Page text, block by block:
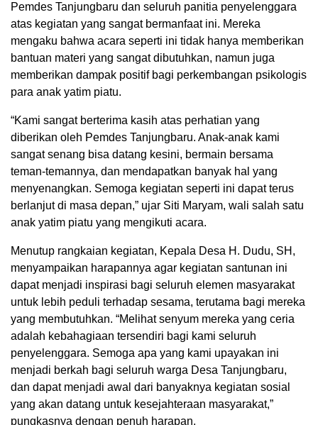
Pemdes Tanjungbaru dan seluruh panitia penyelenggara
atas kegiatan yang sangat bermanfaat ini. Mereka
mengaku bahwa acara seperti ini tidak hanya memberikan
bantuan materi yang sangat dibutuhkan, namun juga
memberikan dampak positif bagi perkembangan psikologis
para anak yatim piatu.
“Kami sangat berterima kasih atas perhatian yang
diberikan oleh Pemdes Tanjungbaru. Anak-anak kami
sangat senang bisa datang kesini, bermain bersama
teman-temannya, dan mendapatkan banyak hal yang
menyenangkan. Semoga kegiatan seperti ini dapat terus
berlanjut di masa depan,” ujar Siti Maryam, wali salah satu
anak yatim piatu yang mengikuti acara.
Menutup rangkaian kegiatan, Kepala Desa H. Dudu, SH,
menyampaikan harapannya agar kegiatan santunan ini
dapat menjadi inspirasi bagi seluruh elemen masyarakat
untuk lebih peduli terhadap sesama, terutama bagi mereka
yang membutuhkan. “Melihat senyum mereka yang ceria
adalah kebahagiaan tersendiri bagi kami seluruh
penyelenggara. Semoga apa yang kami upayakan ini
menjadi berkah bagi seluruh warga Desa Tanjungbaru,
dan dapat menjadi awal dari banyaknya kegiatan sosial
yang akan datang untuk kesejahteraan masyarakat,”
pungkasnya dengan penuh harapan.